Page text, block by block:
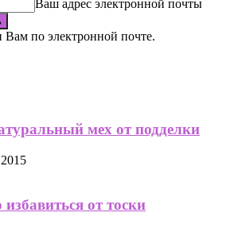
Ваш адрес электронной почты
Вам по электронной почте.
мех от подделки
от тоски